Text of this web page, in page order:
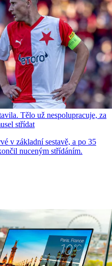
Tělo už nespolupracuje, za
střídat
v základní sestavě, a po 35
nuceným střídáním.